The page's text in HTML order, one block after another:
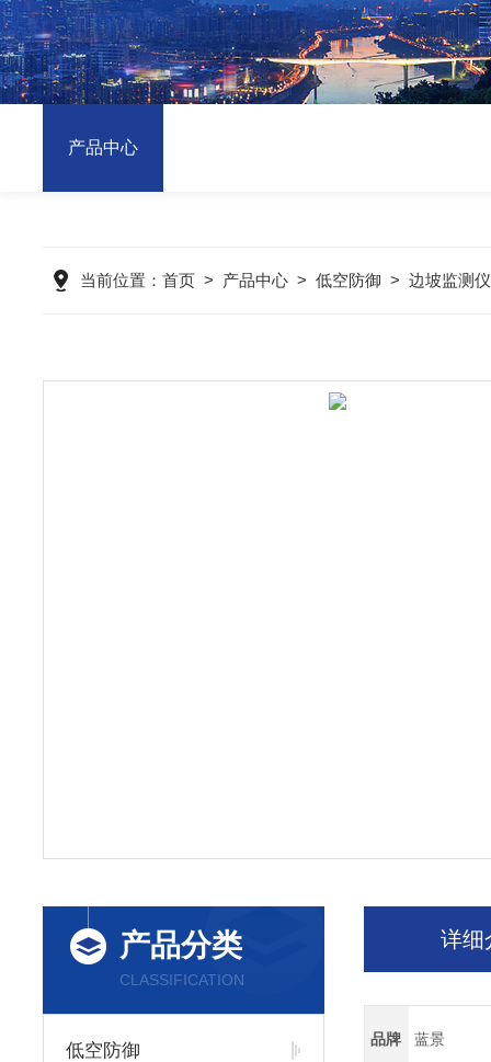
产品中心
当前位置： 首页 > 产品中心 > 低空防御 > 边坡监测
产品分类
CLASSIFICATION
低空防御
详细
品牌 蓝景